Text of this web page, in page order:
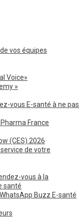
de vos équipes
Voice»
»
vous E-santé à ne pas
France
(CES) 2026
service de votre
vous à la
santé
Buzz E-santé